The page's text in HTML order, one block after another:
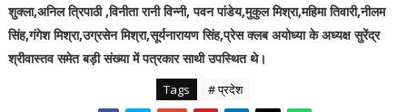
शुक्ला,अनिल त्रिपाठी ,विनीता रानी विन्नी, पवन पांडेय,मुकुल मिश्रा,महिमा तिवारी,नीलम
सिंह,गंगेश मिश्रा,उग्रसेन मिश्रा,सूर्यनारायण सिंह,प्रेस क्लब अयोध्या के अध्यक्ष सुरेंद्र
श्रीवास्तव समेत बड़ी संख्या में पत्रकार साथी उपस्थित थे।
Tags # प्रदेश